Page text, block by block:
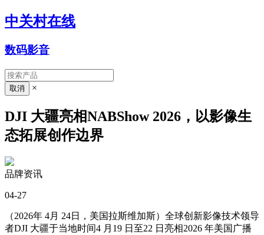
中关村在线
数码影音
×
DJI 大疆亮相NABShow 2026，以影像生
态拓展创作边界
品牌资讯
04-27
（2026年 4月 24日，美国拉斯维加斯）全球创新影像技术领导
者DJI 大疆于当地时间4 月19 日至22 日亮相2026 年美国广播